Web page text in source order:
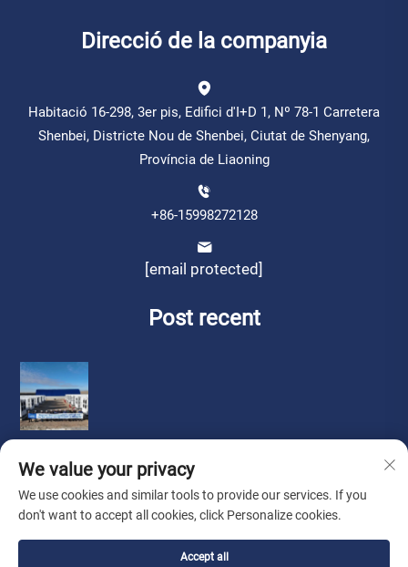
Direcció de la companyia
Habitació 16-298, 3er pis, Edifici d'I+D 1, Nº 78-1 Carretera
Shenbei, Districte Nou de Shenbei, Ciutat de Shenyang,
Província de Liaoning
+86-15998272128
[email protected]
Post recent
Drets d'autor © per Liaoning Sinotech Group Co., Ltd.Política
We value your privacy
We use cookies and similar tools to provide our services. If you
don't want to accept all cookies, click Personalize cookies.
Accept all